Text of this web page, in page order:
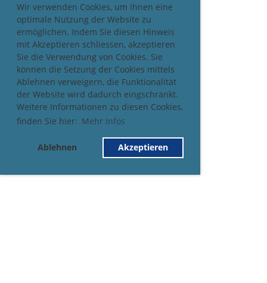
Wir verwenden Cookies, um Ihnen eine
optimale Nutzung der Website zu
ermöglichen. Indem Sie diesen Hinweis
mit Akzeptieren schliessen, akzeptieren
Sie die Verwendung von Cookies. Sie
können die Setzung der Cookies mittels
Ablehnen verweigern, die Funktionalität
der Website wird dadurch eingschränkt.
Weitere Informationen zu diesen Cookies,
finden Sie hier: Mehr Infos
Ablehnen Akzeptieren